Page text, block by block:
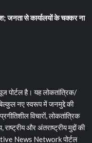
जनता से कार्यालयों के चक्कर ना
पोर्टल है। यह लोकतांत्रिक/
नए स्वरूप में जनमुद्दे की
विचारों, लोकतांत्रिक
और अंतराष्ट्रीय मुद्दों की
News Network पोर्टल